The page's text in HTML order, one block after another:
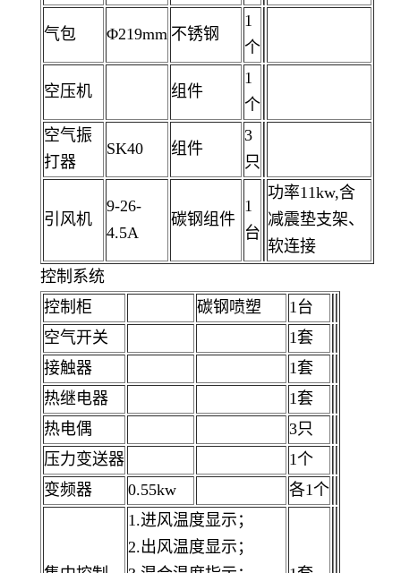
气包 Φ219mm 不锈钢
1
个
空压机 组件
1
个
空气振
打器
SK40 组件
3
只
引风机
9-26-
4.5A
碳钢组件
1
台
功率11kw,含
减震垫支架、
软连接
控制系统
控制柜
碳钢喷塑
1台
空气开关
1套
接触器
1套
热继电器
1套
热电偶
3只
压力变送器
1个
变频器
0.55kw 各1个
1.进风温度显示；
2.出风温度显示；